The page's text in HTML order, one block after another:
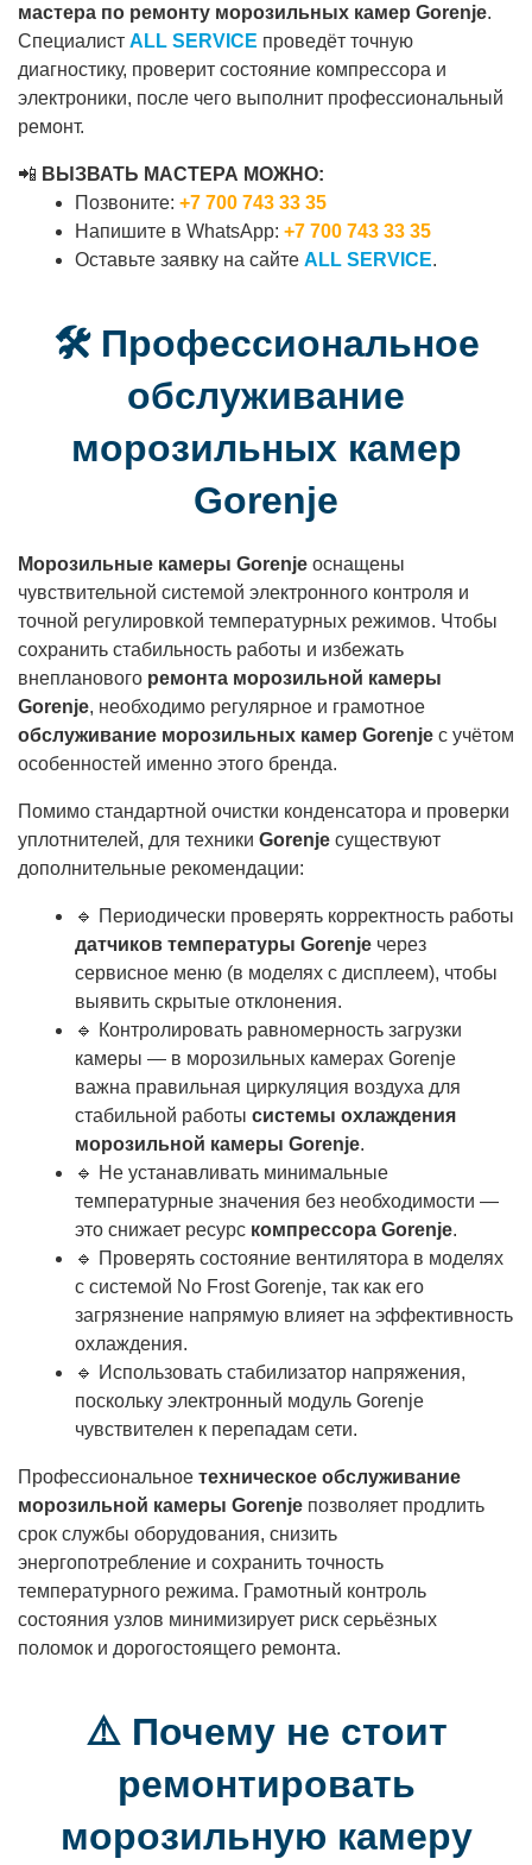
мастера по ремонту морозильных камер Gorenje.
Специалист ALL SERVICE проведёт точную
диагностику, проверит состояние компрессора и
электроники, после чего выполнит профессиональный
ремонт.
📲 ВЫЗВАТЬ МАСТЕРА МОЖНО:
Позвоните: +7 700 743 33 35
Напишите в WhatsApp: +7 700 743 33 35
Оставьте заявку на сайте ALL SERVICE.
🛠 Профессиональное
обслуживание
морозильных камер
Gorenje
Морозильные камеры Gorenje оснащены
чувствительной системой электронного контроля и
точной регулировкой температурных режимов. Чтобы
сохранить стабильность работы и избежать
внепланового ремонта морозильной камеры
Gorenje, необходимо регулярное и грамотное
обслуживание морозильных камер Gorenje с учётом
особенностей именно этого бренда.
Помимо стандартной очистки конденсатора и проверки
уплотнителей, для техники Gorenje существуют
дополнительные рекомендации:
🔹 Периодически проверять корректность работы
датчиков температуры Gorenje через
сервисное меню (в моделях с дисплеем), чтобы
выявить скрытые отклонения.
🔹 Контролировать равномерность загрузки
камеры — в морозильных камерах Gorenje
важна правильная циркуляция воздуха для
стабильной работы системы охлаждения
морозильной камеры Gorenje.
🔹 Не устанавливать минимальные
температурные значения без необходимости —
это снижает ресурс компрессора Gorenje.
🔹 Проверять состояние вентилятора в моделях
с системой No Frost Gorenje, так как его
загрязнение напрямую влияет на эффективность
охлаждения.
🔹 Использовать стабилизатор напряжения,
поскольку электронный модуль Gorenje
чувствителен к перепадам сети.
Профессиональное техническое обслуживание
морозильной камеры Gorenje позволяет продлить
срок службы оборудования, снизить
энергопотребление и сохранить точность
температурного режима. Грамотный контроль
состояния узлов минимизирует риск серьёзных
поломок и дорогостоящего ремонта.
⚠️ Почему не стоит
ремонтировать
морозильную камеру